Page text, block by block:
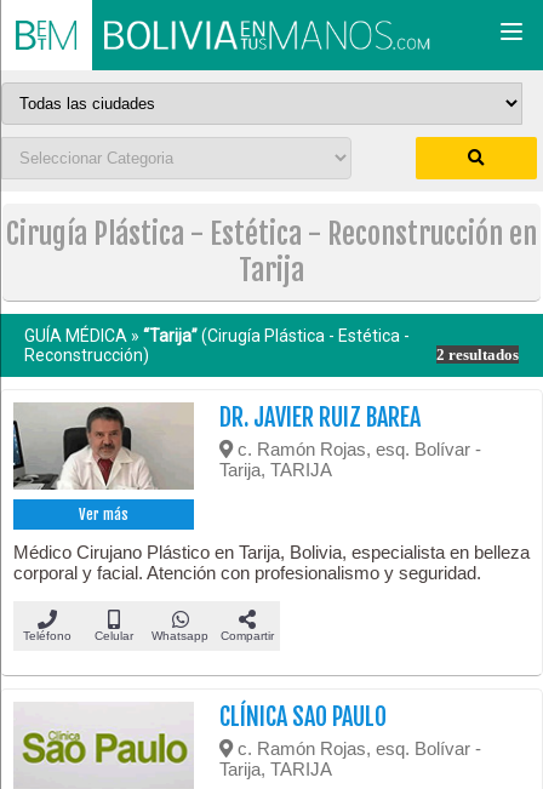
Cirugía Plástica - Estética - Reconstrucción en
Tarija
GUÍA MÉDICA » “Tarija”(Cirugía Plástica - Estética -
Reconstrucción)
2 resultados
Ver más
DR. JAVIER RUIZ BAREA
c. Ramón Rojas, esq. Bolívar -
Tarija, TARIJA
Médico Cirujano Plástico en Tarija, Bolivia, especialista en belleza
corporal y facial. Atención con profesionalismo y seguridad.
Teléfono Celular Whatsapp Compartir
CLÍNICA SAO PAULO
c. Ramón Rojas, esq. Bolívar -
Tarija, TARIJA